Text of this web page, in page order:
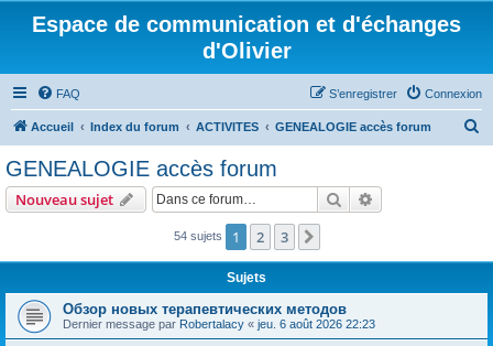
Espace de communication et d'échanges
d'Olivier
FAQ Connexion
S’enregistrer
Accueil Index du forum ACTIVITES GENEALOGIE accès forum
e
GENEALOGIE accès forum
Nouveau sujet Rechercher
54 sujets 1 2 3
Sujets
Обзор новых терапевтических методов
Dernier message par Robertalacy « jeu. 6 août 2026 22:23